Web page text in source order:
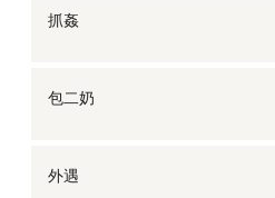
抓姦
包二奶
外遇